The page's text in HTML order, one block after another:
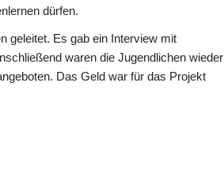
dürfen.
geleitet. Es gab ein Interview mit
waren die Jugendlichen wieder
Das Geld war für das Projekt